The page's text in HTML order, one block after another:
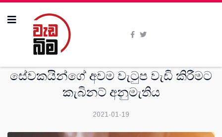
සේවකයින්ගේ අවම වැටුප වැඩි කිරීමට
කැබිනට් අනුමැතිය
2021-01-19